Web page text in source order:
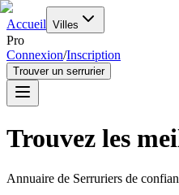
Accueil Villes
Pro
Connexion/Inscription
Trouver un serrurier
Trouvez les
Annuaire de Serruriers de